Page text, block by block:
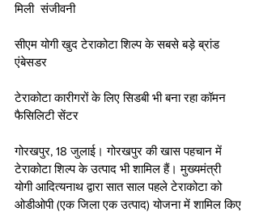
मिली  संजीवनी
सीएम योगी खुद टेराकोटा शिल्प के सबसे बड़े ब्रांड
एंबेसडर
टेराकोटा कारीगरों के लिए सिडबी भी बना रहा कॉमन
फैसिलिटी सेंटर
गोरखपुर, 18 जुलाई। गोरखपुर की खास पहचान में
टेराकोटा शिल्प के उत्पाद भी शामिल हैं। मुख्यमंत्री
योगी आदित्यनाथ द्वारा सात साल पहले टेराकोटा को
ओडीओपी (एक जिला एक उत्पाद) योजना में शामिल किए